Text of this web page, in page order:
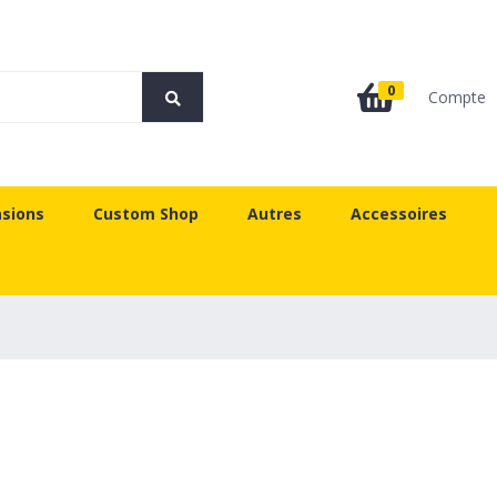
0 Compte
Custom Shop Autres Accessoires